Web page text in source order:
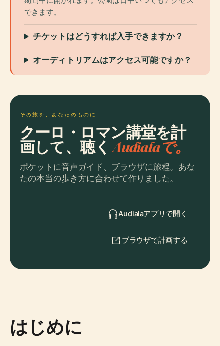
できます。
チケットはどうすれば入手できますか？
オーディトリアムはアクセス可能ですか？
その旅を、あなたのものに
クーロ・ロマン講堂を計
画して、聴くAudialaで。
ポケットに音声ガイド、ブラウザに旅程。あな
たの本当の歩き方に合わせて作りました。
Audialaアプリで開く
ブラウザで計画する
はじめに